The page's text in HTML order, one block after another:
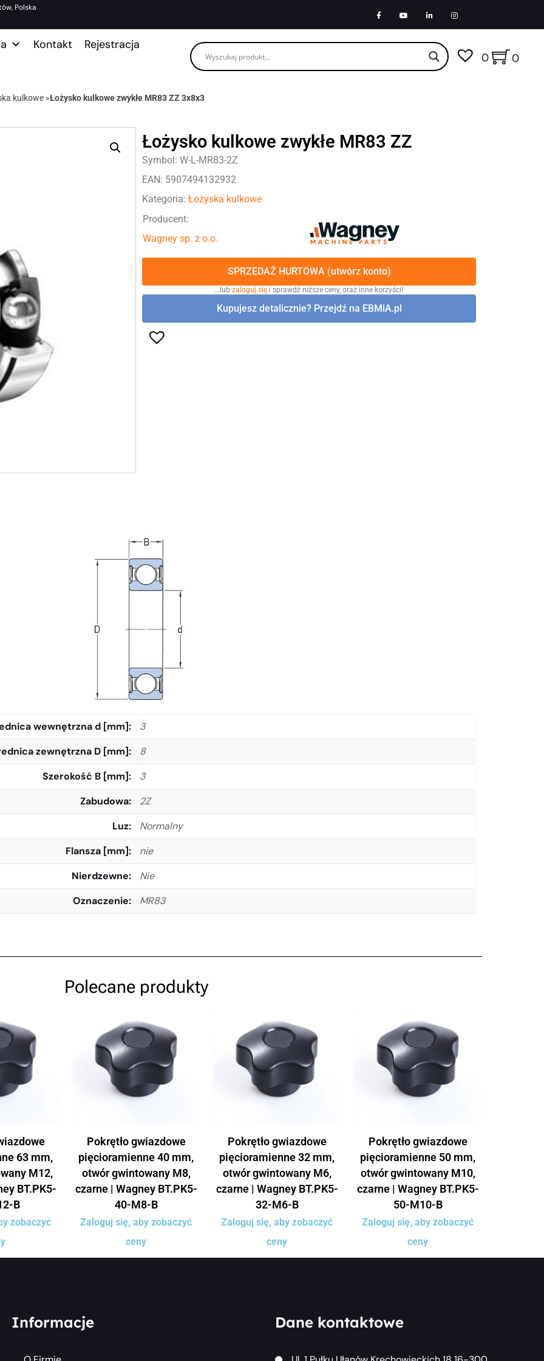
Polska
Kontakt
Rejestracja
0
0
kulkowe »Łożysko kulkowe zwykłe MR83 ZZ 3x8x3
Łożysko kulkowe zwykłe MR83 ZZ
Symbol: W-L-MR83-2Z
EAN: 5907494132932
Kategoria: Łożyska kulkowe
Producent:
Wagney sp. z o.o.
SPRZEDAŻ HURTOWA (utwórz konto)
…lub zaloguj się i sprawdź niższe ceny, oraz inne korzyści!
Kupujesz detalicznie? Przejdź na EBMiA.pl
wewnętrzna d [mm]
3
zewnętrzna D [mm]
8
Szerokość B [mm]
3
Zabudowa
2Z
Luz
Normalny
Flansza [mm]
nie
Nierdzewne
Nie
Oznaczenie
MR83
Polecane produkty
63 mm,
M12,
BT.PK5-
B
zobaczyć
Pokrętło gwiazdowe
pięcioramienne 40 mm,
otwór gwintowany M8,
czarne | Wagney BT.PK5-
40-M8-B
Zaloguj się, aby zobaczyć
ceny
Pokrętło gwiazdowe
pięcioramienne 32 mm,
otwór gwintowany M6,
czarne | Wagney BT.PK5-
32-M6-B
Zaloguj się, aby zobaczyć
ceny
Pokrętło gwiazdowe
pięcioramienne 50 mm,
otwór gwintowany M10,
czarne | Wagney BT.PK5-
50-M10-B
Zaloguj się, aby zobaczyć
ceny
Informacje Dane kontaktowe